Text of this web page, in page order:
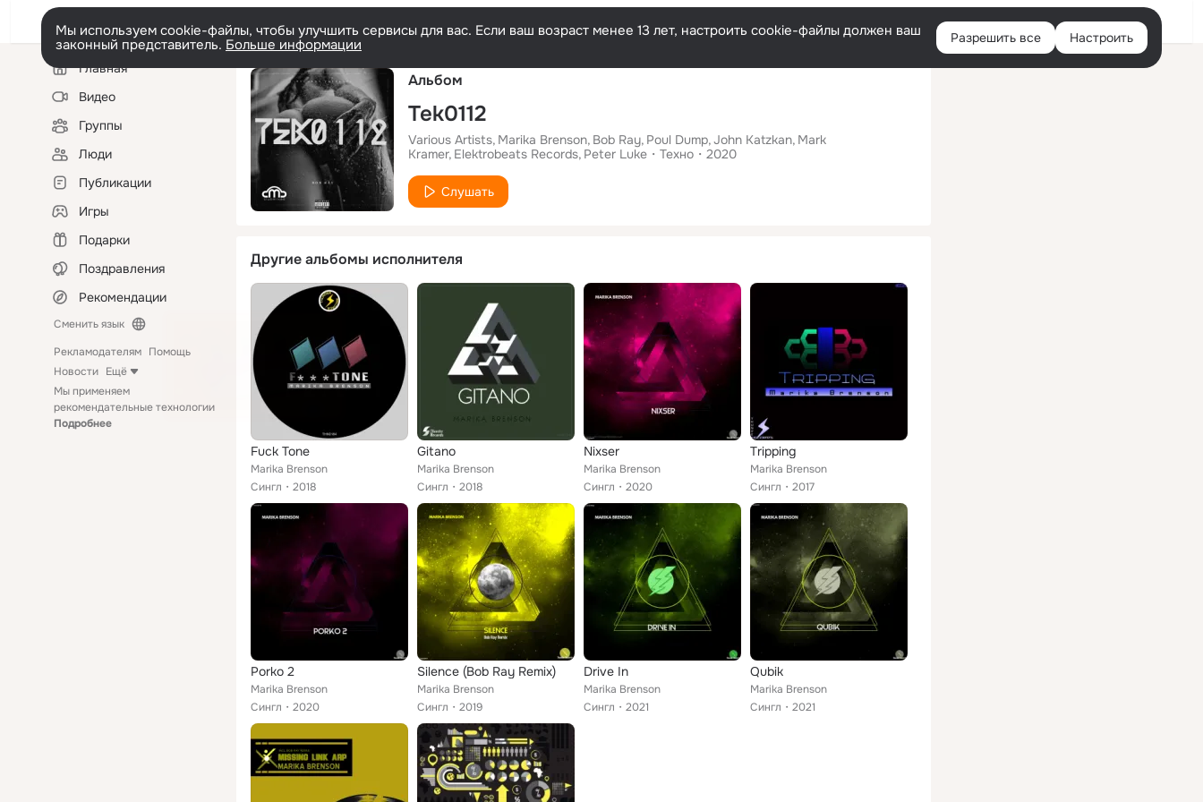
Русский Войти
Мы используем cookie-файлы, чтобы улучшить сервисы для вас. Если ваш возраст менее 13 лет, настроить cookie-файлы должен ваш
законный представитель. Больше информации Разрешить все Настроить
Левая
колонкаГлавная
Видео
Группы
Люди
Публикации
Игры
Подарки
Поздравления
Рекомендации
Сменить язык
Рекламодателям Помощь
Новости Ещё
Мы применяем
рекомендательные технологии
Подробнее
Альбом
Tek0112
Various Artists Marika Brenson Bob Ray Poul Dump John Katzkan Mark
Kramer Elektrobeats Records Peter Luke Техно 2020
Слушать
Другие альбомы исполнителя
Fuck Tone
Marika Brenson
Сингл
2018
Gitano
Marika Brenson
Сингл
2018
Nixser
Marika Brenson
Сингл
2020
Tripping
Marika Brenson
Сингл
2017
Porko 2
Marika Brenson
Сингл
2020
Silence (Bob Ray Remix)
Marika Brenson
Сингл
2019
Drive In
Marika Brenson
Сингл
2021
Qubik
Marika Brenson
Сингл
2021